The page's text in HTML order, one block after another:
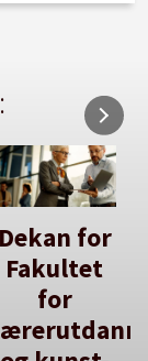
Her kan
du utlyse
en ledig
stilling